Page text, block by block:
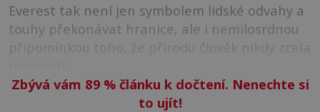
Everest tak není jen symbolem lidské odvahy a
touhy překonávat hranice, ale i nemilosrdnou
připomínkou toho, že přírodu člověk nikdy zcela
Zbývá vám 89 %článku k dočtení. Nenechte si
to ujít!